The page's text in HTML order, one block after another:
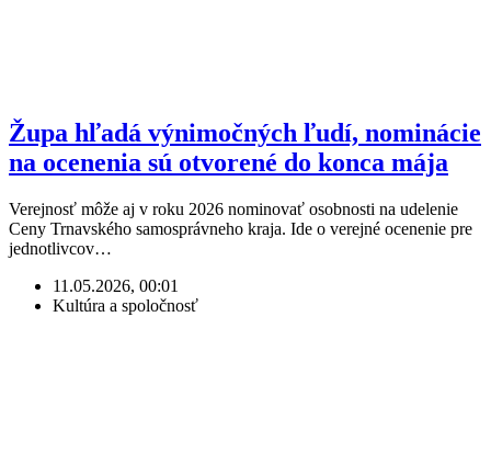
Župa hľadá výnimočných ľudí, nominácie
na ocenenia sú otvorené do konca mája
Verejnosť môže aj v roku 2026 nominovať osobnosti na udelenie
Ceny Trnavského samosprávneho kraja. Ide o verejné ocenenie pre
jednotlivcov…
11.05.2026, 00:01
Kultúra a spoločnosť